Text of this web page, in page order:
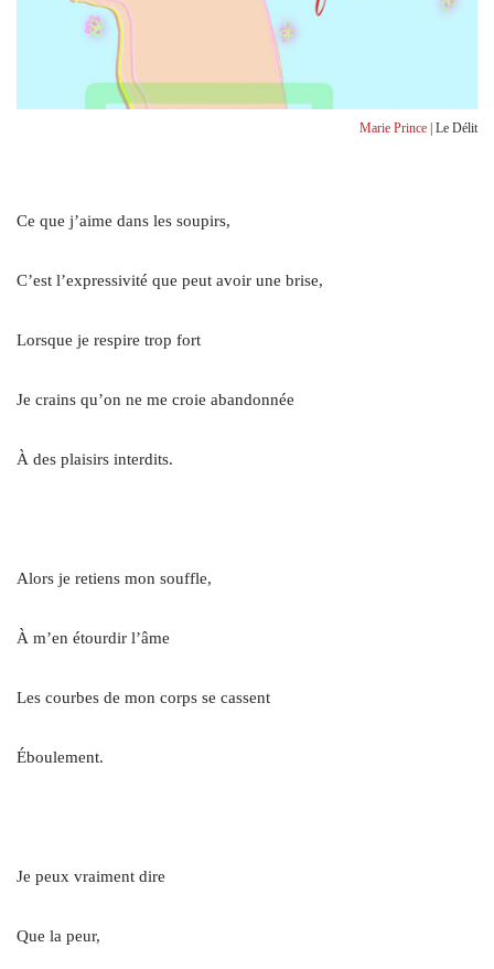
Marie Prince | Le Délit
Ce que j’aime dans les soupirs,
C’est l’expressivité que peut avoir une brise,
Lorsque je respire trop fort
Je crains qu’on ne me croie abandonnée
À des plaisirs interdits.
Alors je retiens mon souffle,
À m’en étourdir l’âme
Les courbes de mon corps se cassent
Éboulement.
Je peux vraiment dire
Que la peur,